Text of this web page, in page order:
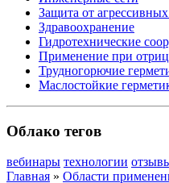
Защита от
Здравоохранение
Гидротехнические
Применение при
Трудногорючие
Маслостойкие
Облако тегов
вебинары технологии
Главная » Области